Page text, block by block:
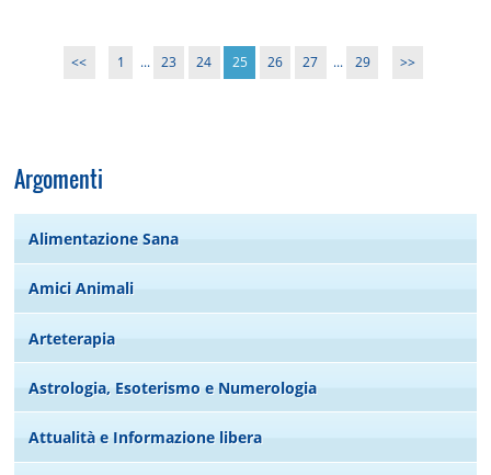
<< 1 ... 23 24 25 26 27 ... 29 >>
Argomenti
Alimentazione Sana
Amici Animali
Arteterapia
Astrologia, Esoterismo e Numerologia
Attualità e Informazione libera